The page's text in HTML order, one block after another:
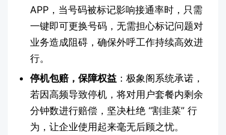
APP，当号码被标记影响接通率时，只需
一键即可更换号码，无需担心标记问题对
业务造成阻碍，确保外呼工作持续高效进
行。
停机包赔，保障权益 ：极象阁系统承诺，
若因高频导致停机，将对用户套餐内剩余
分钟数进行赔偿，坚决杜绝 “割韭菜” 行
为，让企业使用起来毫无后顾之忧。